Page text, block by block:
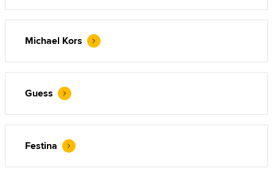
Michael Kors
Guess
Festina